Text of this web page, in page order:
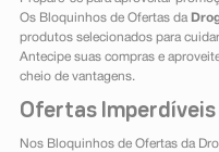
Os Bloquinhos de Ofertas da
produtos selecionados para
Antecipe suas compras e
cheio de vantagens.
Ofertas
Nos Bloquinhos de Ofertas da